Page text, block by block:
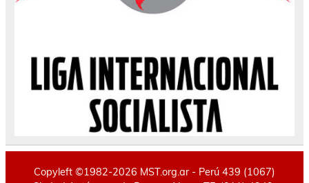
Copyleft ©1982-2026 MST.org.ar - Perú 439 (1067)